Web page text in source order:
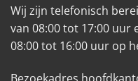
Wij zijn telefonisch
van 08:00 tot 17:00 uur
08:00 tot 16:00 uur op